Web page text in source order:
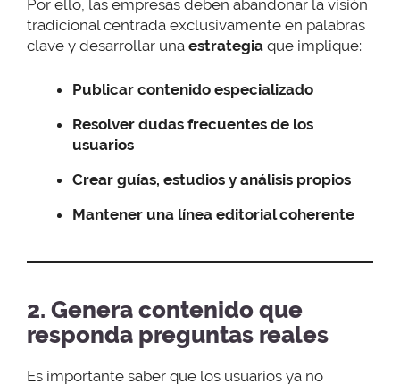
Por ello, las empresas deben abandonar la visión
tradicional centrada exclusivamente en palabras
clave y desarrollar una estrategia que implique:
Publicar contenido especializado
Resolver dudas frecuentes de los
usuarios
Crear guías, estudios y análisis propios
Mantener una línea editorial coherente
2. Genera contenido que
responda preguntas reales
Es importante saber que los usuarios ya no